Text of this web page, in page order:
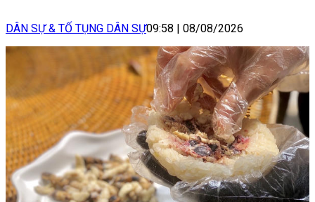
DÂN SỰ & TỐ TỤNG DÂN SỰ09:58 08/08/2026